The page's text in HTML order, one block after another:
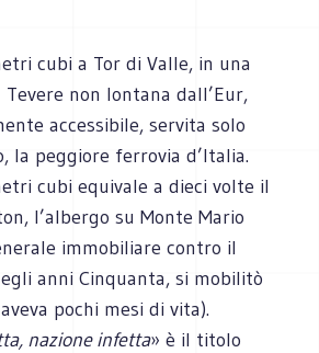
cubi a Tor di Valle, in una
non lontana dall’Eur,
accessibile, servita solo
la peggiore ferrovia d’Italia.
cubi equivale a dieci volte il
l’albergo su Monte Mario
immobiliare contro il
anni Cinquanta, si mobilitò
pochi mesi di vita).
nazione infetta» è il titolo